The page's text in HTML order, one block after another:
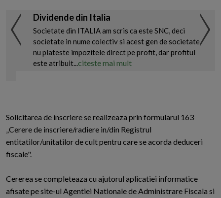
Dividende din Italia
Societate din ITALIA am scris ca este SNC, deci
societate in nume colectiv si acest gen de societate
nu plateste impozitele direct pe profit, dar profitul
este atribuit...citeste mai mult
Solicitarea de inscriere se realizeaza prin formularul 163
„Cerere de inscriere/radiere in/din Registrul
entitatilor/unitatilor de cult pentru care se acorda deduceri
fiscale".
Cererea se completeaza cu ajutorul aplicatiei informatice
afisate pe site-ul Agentiei Nationale de Administrare Fiscala si